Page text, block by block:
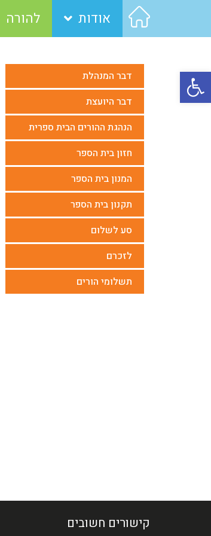
פתח סרגל נגישות
אודות להורה
דבר המנהלת
דבר היועצת
הנהגת ההורים הבית ספרית
חזון בית הספר
המנון בית הספר
תקנון בית הספר
סע לשלום
לזכרם
תשלומי הורים
קישורים חשובים